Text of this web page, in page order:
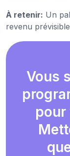
À retenir: Un
revenu
Vous
pour